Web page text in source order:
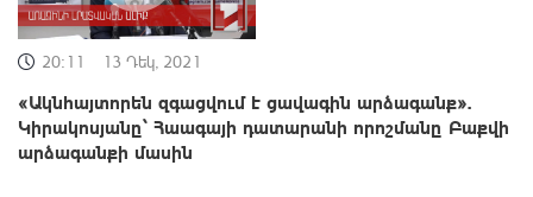
20:11 13 Դեկ, 2021
«Ակնհայտորեն զգացվում է ցավագին արձագանք».
Կիրակոսյանը՝ Հաագայի դատարանի որոշմանը Բաքվի
արձագանքի մասին